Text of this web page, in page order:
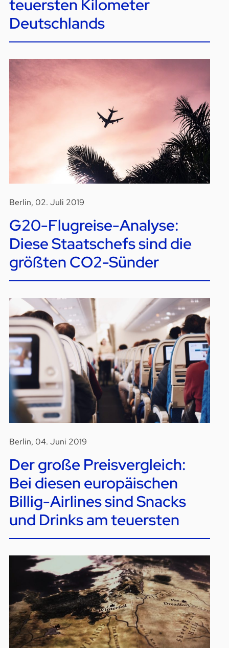
teuersten Kilometer
Deutschlands
Berlin, 02. Juli 2019
G20-Flugreise-Analyse:
Diese Staatschefs sind die
größten CO2-Sünder
Berlin, 04. Juni 2019
Der große Preisvergleich:
Bei diesen europäischen
Billig-Airlines sind Snacks
und Drinks am teuersten